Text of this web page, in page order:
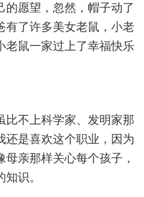
的愿望，忽然，帽子动了
有了许多美女老鼠，小老
老鼠一家过上了幸福快乐
比不上科学家、发明家那
还是喜欢这个职业，因为
亲那样关心每个孩子，
识。